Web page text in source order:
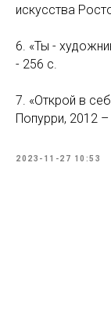
искусства
6. «Ты -
- 256 c.
7. «Открой в
Попурри, 2012
2023-11-27 10:53